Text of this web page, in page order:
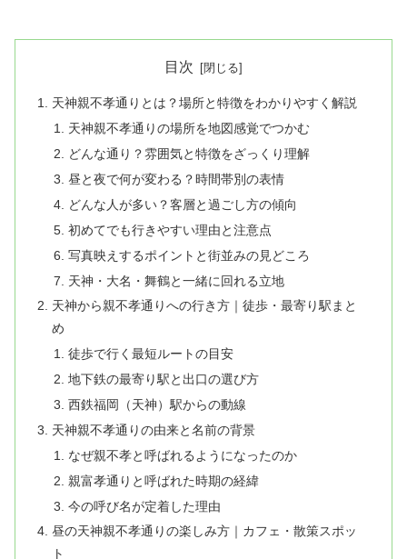
目次
天神親不孝通りとは？場所と特徴をわかりやすく解説
天神親不孝通りの場所を地図感覚でつかむ
どんな通り？雰囲気と特徴をざっくり理解
昼と夜で何が変わる？時間帯別の表情
どんな人が多い？客層と過ごし方の傾向
初めてでも行きやすい理由と注意点
写真映えするポイントと街並みの見どころ
天神・大名・舞鶴と一緒に回れる立地
天神から親不孝通りへの行き方｜徒歩・最寄り駅まと
め
徒歩で行く最短ルートの目安
地下鉄の最寄り駅と出口の選び方
西鉄福岡（天神）駅からの動線
天神親不孝通りの由来と名前の背景
なぜ親不孝と呼ばれるようになったのか
親富孝通りと呼ばれた時期の経緯
今の呼び名が定着した理由
昼の天神親不孝通りの楽しみ方｜カフェ・散策スポッ
ト